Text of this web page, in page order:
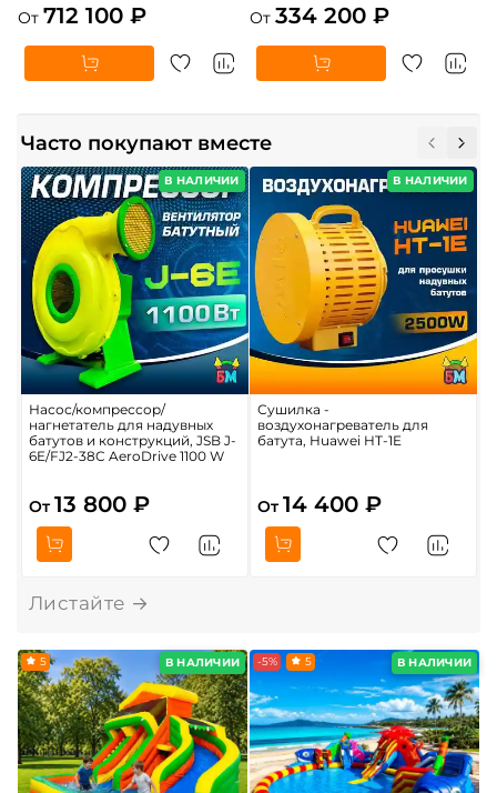
От 712 100 ₽
От 334 200 ₽
Часто покупают вместе
В НАЛИЧИИ
Насос/компрессор/
нагнетатель для надувных
батутов и конструкций, JSB J-
6E/FJ2-38C AeroDrive 1100 W
От 13 800 ₽
В НАЛИЧИИ
Сушилка -
воздухонагреватель для
батута, Huawei HT-1E
От 14 400 ₽
В НАЛИЧИИ
5 В НАЛИЧИИ
-5% 5